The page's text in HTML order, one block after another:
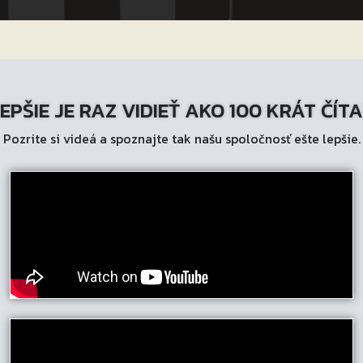
JE RAZ VIDIEŤ AKO 100 KRÁT
Pozrite si videá a spoznajte tak našu spoločnosť ešte lepšie.